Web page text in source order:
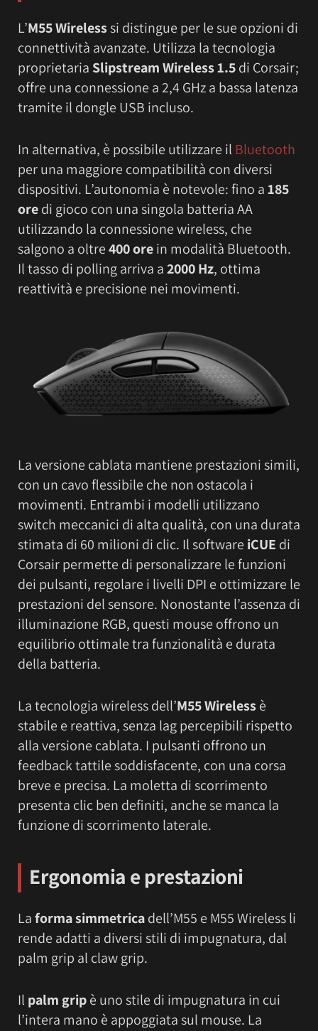
L’M55 Wirelesssi distingue per le sue opzioni di
connettività avanzate. Utilizza la tecnologia
proprietaria Slipstream Wireless 1.5di Corsair;
offre una connessione a 2,4 GHz a bassa latenza
tramite il dongle USB incluso.
In alternativa, è possibile utilizzare il Bluetooth
per una maggiore compatibilità con diversi
dispositivi. L’autonomia è notevole: fino a185
oredi gioco con una singola batteria AA
utilizzando la connessione wireless, che
salgono a oltre400 orein modalità Bluetooth.
Il tasso di polling arriva a2000 Hz, ottima
reattività e precisione nei movimenti.
La versione cablata mantiene prestazioni simili,
con un cavo flessibile che non ostacola i
movimenti. Entrambi i modelli utilizzano
switch meccanici di alta qualità, con una durata
stimata di 60 milioni di clic. Il software iCUE di
Corsair permette di personalizzare le funzioni
dei pulsanti, regolare i livelli DPI e ottimizzare le
prestazioni del sensore. Nonostante l’assenza di
illuminazione RGB, questi mouse offrono un
equilibrio ottimale tra funzionalità e durata
della batteria.
La tecnologia wireless dell’M55 Wirelessè
stabile e reattiva, senza lag percepibili rispetto
alla versione cablata. I pulsanti offrono un
feedback tattile soddisfacente, con una corsa
breve e precisa. La moletta di scorrimento
presenta clic ben definiti, anche se manca la
funzione di scorrimento laterale.
Ergonomia e prestazioni
Laforma simmetricadell’M55 e M55 Wireless li
rende adatti a diversi stili di impugnatura, dal
palm grip al claw grip.
Il palm gripè uno stile di impugnatura in cui
l’intera mano è appoggiata sul mouse. La